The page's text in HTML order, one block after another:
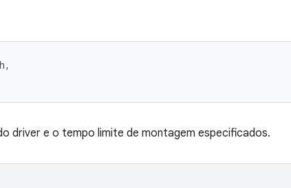
driver e o tempo limite de montagem especificados.